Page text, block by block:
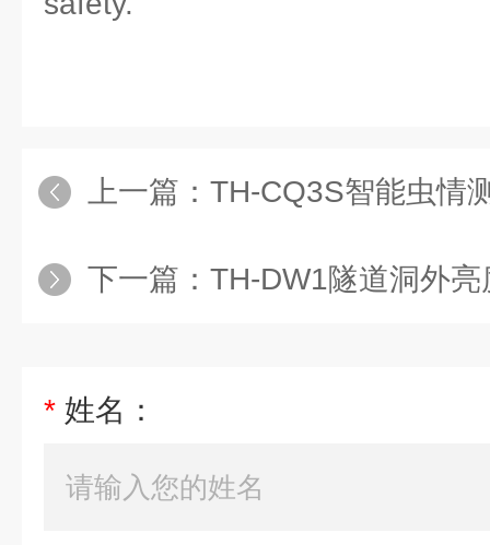
上一篇： TH-CQ3S智能虫情
下一篇： TH-DW1隧道洞外
* 姓名：